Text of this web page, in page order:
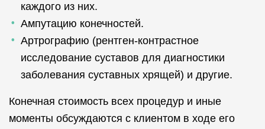
каждого из них.
Ампутацию конечностей.
Артрографию (рентген-контрастное
исследование суставов для диагностики
заболевания суставных хрящей) и другие.
Конечная стоимость всех процедур и иные
моменты обсуждаются с клиентом в ходе его